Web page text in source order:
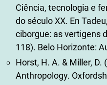
Ciência, tecnologia e
do século XX. En
ciborgue: as vertigens
118). Belo Horizonte:
Horst, H. A. & Miller, D.
Anthropology.